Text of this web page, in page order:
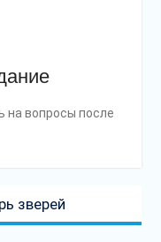
на вопросы после
зверей